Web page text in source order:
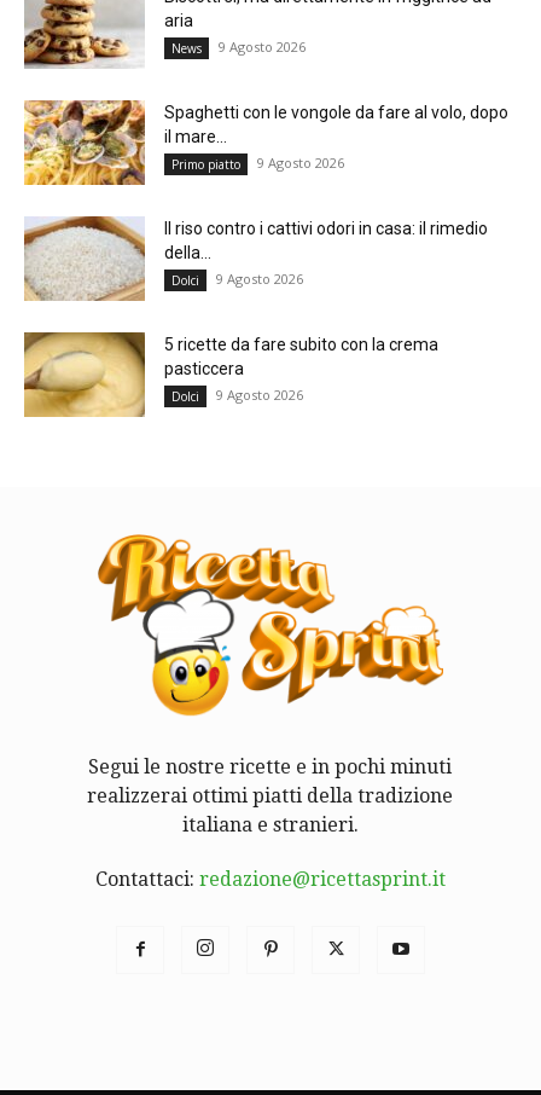
aria
News 9 Agosto 2026
Spaghetti con le vongole da fare al volo, dopo
il mare...
Primo piatto 9 Agosto 2026
Il riso contro i cattivi odori in casa: il rimedio
della...
Dolci 9 Agosto 2026
5 ricette da fare subito con la crema
pasticcera
Dolci 9 Agosto 2026
Segui le nostre ricette e in pochi minuti
realizzerai ottimi piatti della tradizione
italiana e stranieri.
Contattaci: redazione@ricettasprint.it